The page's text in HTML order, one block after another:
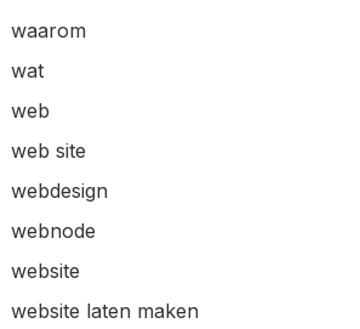
waarom
wat
web
web site
webdesign
webnode
website
website laten maken